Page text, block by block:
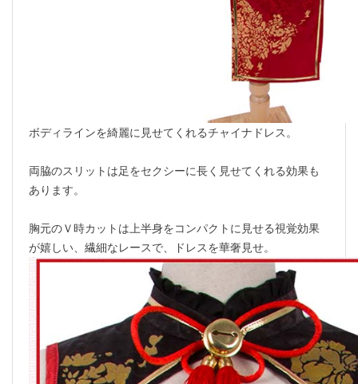
ボディラインを綺麗に見せてくれるチャイナドレス。
両脇のスリットは足をセクシーに長く見せてくれる効果も
あります。
胸元のＶ時カットは上半身をコンパクトに見せる視覚効果
が嬉しい、繊細なレースで、ドレスを華奢見せ。